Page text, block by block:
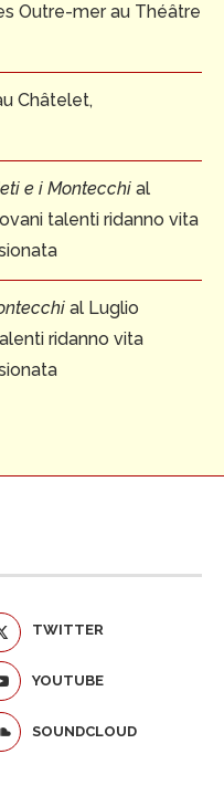
Outre-mer au Théâtre
Châtelet,
e i Montecchi al
talenti ridanno vita
al Luglio
ridanno vita
TWITTER
YOUTUBE
SOUNDCLOUD